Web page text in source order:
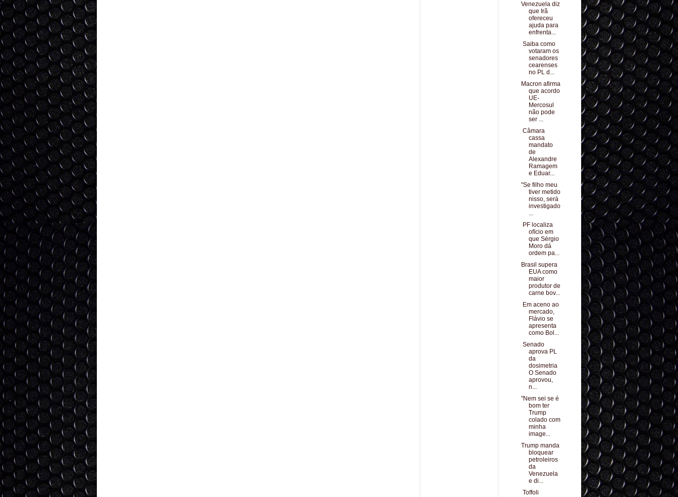
Venezuela diz
que Irã
ofereceu
ajuda para
enfrenta...
Saiba como
votaram os
senadores
cearenses
no PL d...
Macron afirma
que acordo
UE-
Mercosul
não pode
ser ...
Câmara
cassa
mandato
de
Alexandre
Ramagem
e Eduar...
"Se filho meu
tiver metido
nisso, será
investigado
...
PF localiza
ofício em
que Sérgio
Moro dá
ordem pa...
Brasil supera
EUA como
maior
produtor de
carne bov...
Em aceno ao
mercado,
Flávio se
apresenta
como Bol...
Senado
aprova PL
da
dosimetria
O Senado
aprovou,
n...
"Nem sei se é
bom ter
Trump
colado com
minha
image...
Trump manda
bloquear
petroleiros
da
Venezuela
e di...
Toffoli